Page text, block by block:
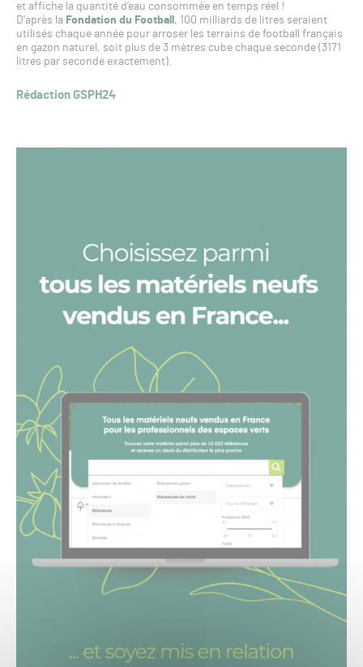
et affiche la quantité d’eau consommée en temps réel !
D’après la Fondation du Football , 100 milliards de litres seraient
utilisés chaque année pour arroser les terrains de football français
en gazon naturel, soit plus de 3 mètres cube chaque seconde (3171
litres par seconde exactement).
Rédaction GSPH24